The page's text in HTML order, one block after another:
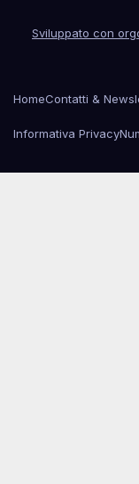
Sviluppato con
HomeContatti &
Informativa Privacy